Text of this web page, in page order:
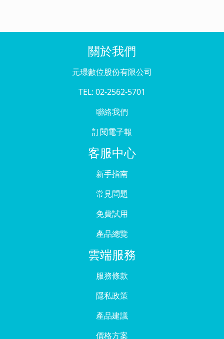
關於我們
元璟數位股份有限公司
TEL: 02-2562-5701
聯絡我們
訂閱電子報
客服中心
新手指南
常見問題
免費試用
產品總覽
雲端服務
服務條款
隱私政策
產品建議
價格方案